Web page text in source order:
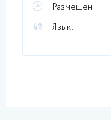
Размещен:
Язык: